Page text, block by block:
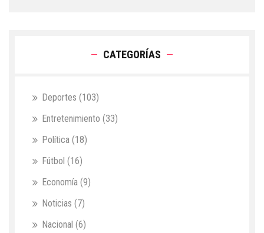
CATEGORÍAS
Deportes (103)
Entretenimiento (33)
Política (18)
Fútbol (16)
Economía (9)
Noticias (7)
Nacional (6)